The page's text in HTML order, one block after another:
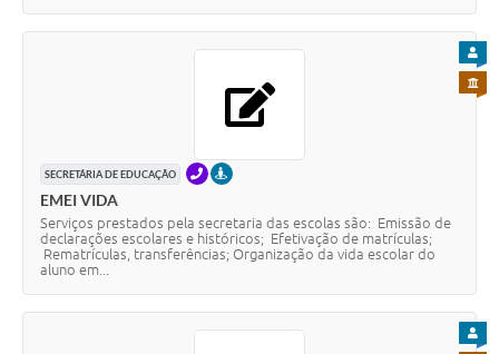
SECRETÁRIA DE EDUCAÇÃO TELEFONEPRESENCIAL
EMEI VIDA
Serviços prestados pela secretaria das escolas são: Emissão de
declarações escolares e históricos; Efetivação de matrículas;
Rematrículas, transferências; Organização da vida escolar do
aluno em...
PARA